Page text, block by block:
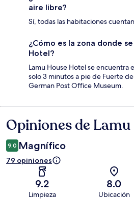
aire libre?
Sí, todas las habitaciones
¿Cómo es la zona donde
Hotel?
Lamu House Hotel se encuentra
solo 3 minutos a pie de Fuerte
German Post Office Museum.
Opiniones
Opiniones de
9.0 Magnífico
79 opiniones
9.2
Limpieza
8.0
Ubicación